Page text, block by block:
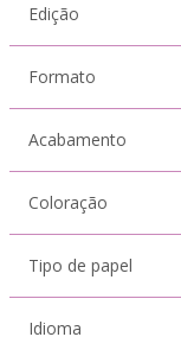
Edição
Formato
Acabamento
Coloração
Tipo de papel
Idioma